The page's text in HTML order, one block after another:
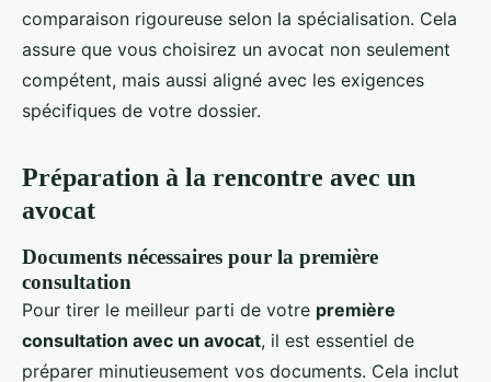
comparaison rigoureuse selon la spécialisation. Cela
assure que vous choisirez un avocat non seulement
compétent, mais aussi aligné avec les exigences
spécifiques de votre dossier.
Préparation à la rencontre avec un
avocat
Documents nécessaires pour la première
consultation
Pour tirer le meilleur parti de votre première
consultation avec un avocat, il est essentiel de
préparer minutieusement vos documents. Cela inclut